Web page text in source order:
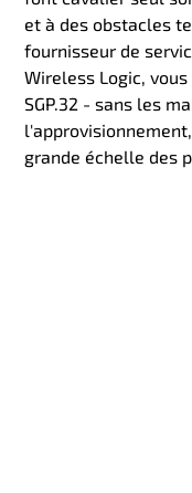
et à des obstacles
fournisseur de
Wireless Logic,
SGP.32 - sans les
grande échelle des